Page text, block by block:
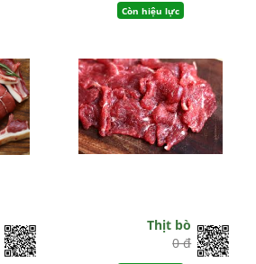
Còn hiệu lực
Thịt bò
0 đ